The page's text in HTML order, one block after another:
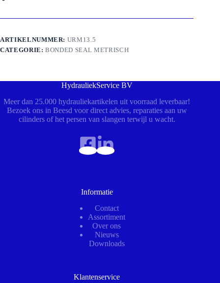
ARTIKELNUMMER: URM13.5
CATEGORIE:BONDED SEAL METRISCH
HydrauliekService BV
Meer dan 25.000 hydrauliekartikelen uit voorraad leverbaar!
Bezoek ons in Beesd voor direct advies, reparaties aan uw
cilinders of het persen van slangen terwijl u wacht.
Informatie
Contact
Assortiment
Over ons
Nieuws
Downloads
Klantenservice